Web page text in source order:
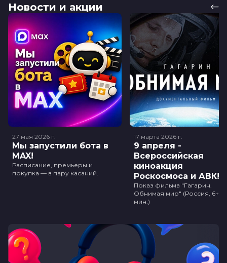
Новости и акции
27 мая 2026 г.
Мы запустили бота в
MAX!
Расписание, премьеры и
покупка — в пару касаний.
17 марта 2026 г.
9 апреля -
Всероссийская
киноакция
Роскосмоса и АВК!
Показ фильма "Гагарин.
Обнимая мир" (Россия, 6+,
мин.)